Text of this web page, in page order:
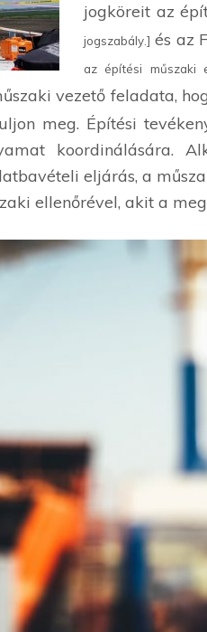
jogköreit az
jogszabály.] és az
az építési műszaki
vezető feladata,
meg. Építési
koordinálására.
eljárás, a
ellenőrével, akit a